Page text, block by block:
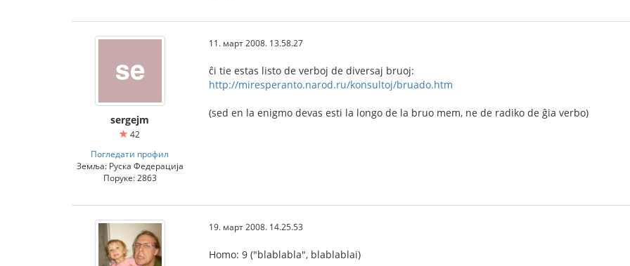
sergejm
42
Погледати профил
Земља: Руска Федерација
Поруке: 2863
11. март 2008. 13.58.27
ĉi tie estas listo de verboj de diversaj bruoj:
http://miresperanto.narod.ru/konsultoj/bruado.htm
(sed en la enigmo devas esti la longo de la bruo mem, ne de radiko de ĝia verbo)
19. март 2008. 14.25.53
Homo: 9 ("blablabla", blablablai)